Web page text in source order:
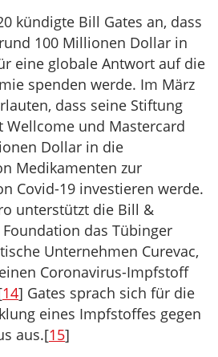
kündigte Bill Gates an, dass
100 Millionen Dollar in
eine globale Antwort auf die
spenden werde. Im März
dass seine Stiftung
Wellcome und Mastercard
Dollar in die
Medikamenten zur
Covid-19 investieren werde.
unterstützt die Bill &
das Tübinger
Unternehmen Curevac,
Coronavirus-Impfstoff
14] Gates sprach sich für die
eines Impfstoffes gegen
aus.[15]